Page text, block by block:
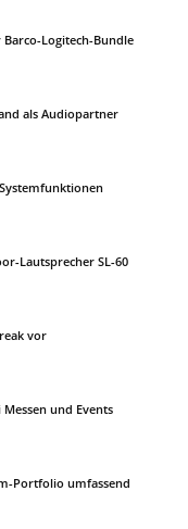
Logitech-Bundle
als Audiopartner
Lautsprecher SL-60
vor
und Events
Portfolio umfassend